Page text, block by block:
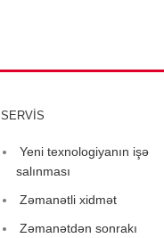
SERVİS
Yeni texnologiyanın işə
salınması
Zəmanətli xidmət
Zəmanətdən sonrakı